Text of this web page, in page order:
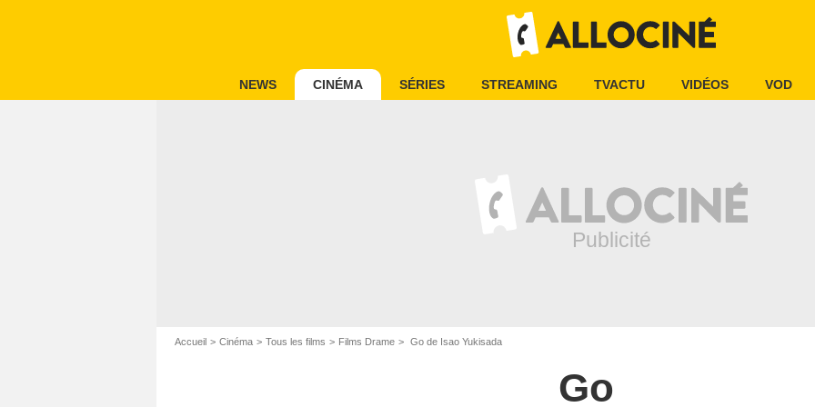
NEWS CINÉMA SÉRIES STREAMING TVACTU VIDÉOS VOD
Accueil Cinéma Tous les films Films Drame Go de Isao Yukisada
Go